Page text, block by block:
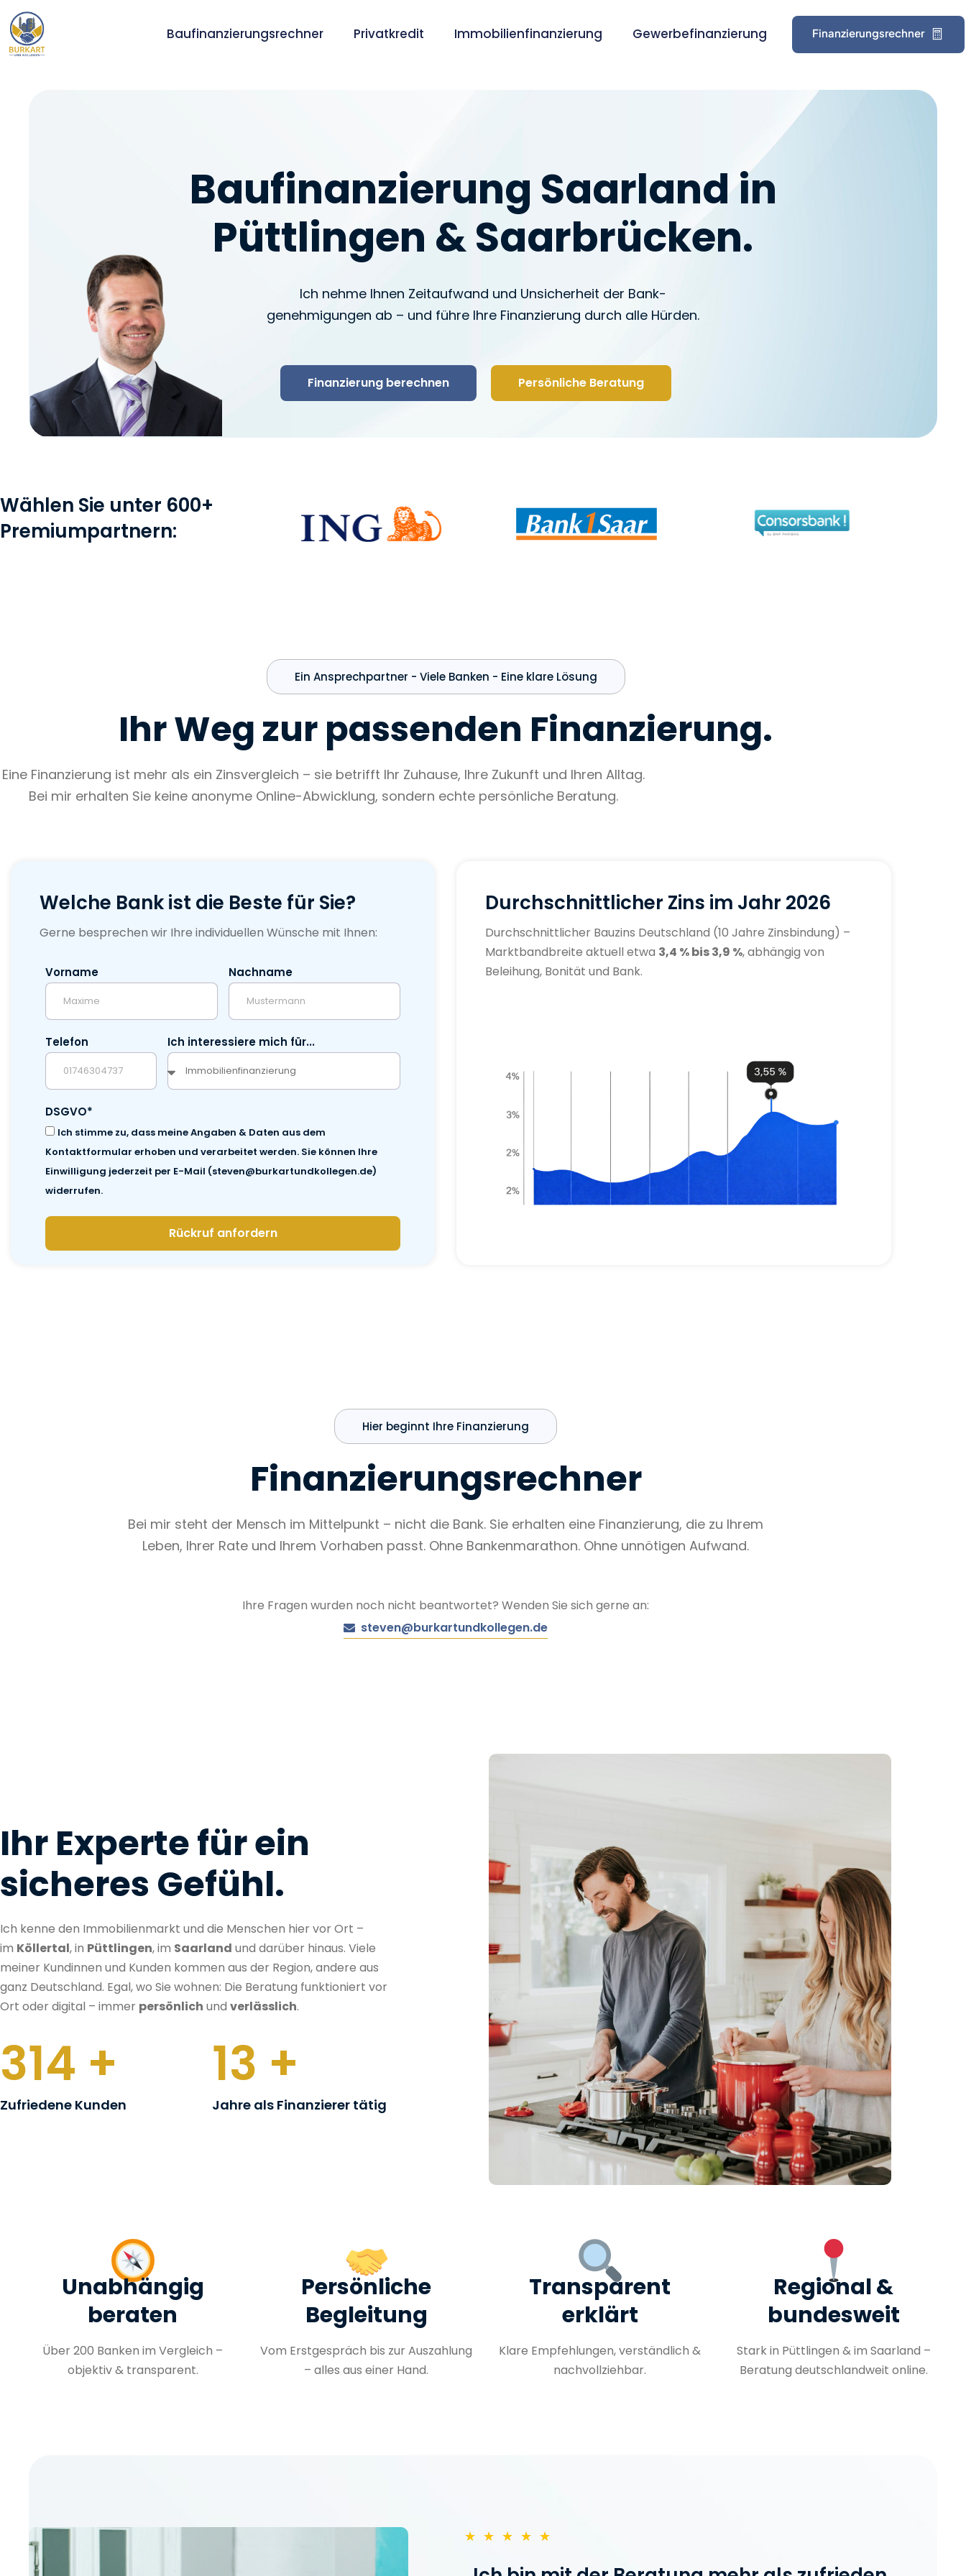
Baufinanzierungsrechner Privatkredit Immobilienfinanzierung Gewerbefinanzierung Finanzierungsrechner
Baufinanzierung Saarland in
Püttlingen & Saarbrücken.
Ich nehme Ihnen Zeitaufwand und Unsicherheit der Bank­
genehmigungen ab – und führe Ihre Finanzierung durch alle Hürden.
Finanzierung berechnen Persönliche Beratung
Wählen Sie unter 600+
Premiumpartnern:
Ein Ansprechpartner - Viele Banken - Eine klare Lösung
Ihr Weg zur passenden Finanzierung.
Eine Finanzierung ist mehr als ein Zinsvergleich – sie betrifft Ihr Zuhause, Ihre Zukunft und Ihren Alltag.
Bei mir erhalten Sie keine anonyme Online-Abwicklung, sondern echte persönliche Beratung.
Welche Bank ist die Beste für Sie?
Gerne besprechen wir Ihre individuellen Wünsche mit Ihnen:
Vorname Nachname
Telefon Ich interessiere mich für...
DSGVO*
Ich stimme zu, dass meine Angaben & Daten aus dem
Kontaktformular erhoben und verarbeitet werden. Sie können Ihre
Einwilligung jederzeit per E-Mail (steven@burkartundkollegen.de)
widerrufen.
Rückruf anfordern
Durchschnittlicher Zins im Jahr 2026
Durchschnittlicher Bauzins Deutschland (10 Jahre Zinsbindung) –
Marktbandbreite aktuell etwa 3,4 % bis 3,9 %, abhängig von
Beleihung, Bonität und Bank.
Hier beginnt Ihre Finanzierung
Finanzierungsrechner
Bei mir steht der Mensch im Mittelpunkt – nicht die Bank. Sie erhalten eine Finanzierung, die zu Ihrem
Leben, Ihrer Rate und Ihrem Vorhaben passt. Ohne Bankenmarathon. Ohne unnötigen Aufwand.
Ihre Fragen wurden noch nicht beantwortet? Wenden Sie sich gerne an:
steven@burkartundkollegen.de
Ihr Experte für ein
sicheres Gefühl.
Ich kenne den Immobilienmarkt und die Menschen hier vor Ort –
im Köllertal, in Püttlingen, im Saarland und darüber hinaus. Viele
meiner Kundinnen und Kunden kommen aus der Region, andere aus
ganz Deutschland. Egal, wo Sie wohnen: Die Beratung funktioniert vor
Ort oder digital – immer persönlich und verlässlich.
455+
Zufriedene Kunden
19 +
Jahre als Finanzierer tätig
Unabhängig
beraten
Über 200 Banken im Vergleich –
objektiv & transparent.
Persönliche
Begleitung
Vom Erstgespräch bis zur Auszahlung
– alles aus einer Hand.
Transparent
erklärt
Klare Empfehlungen, verständlich &
nachvollziehbar.
Regional &
bundesweit
Stark in Püttlingen & im Saarland –
Beratung deutschlandweit online.
★ ★ ★ ★ ★